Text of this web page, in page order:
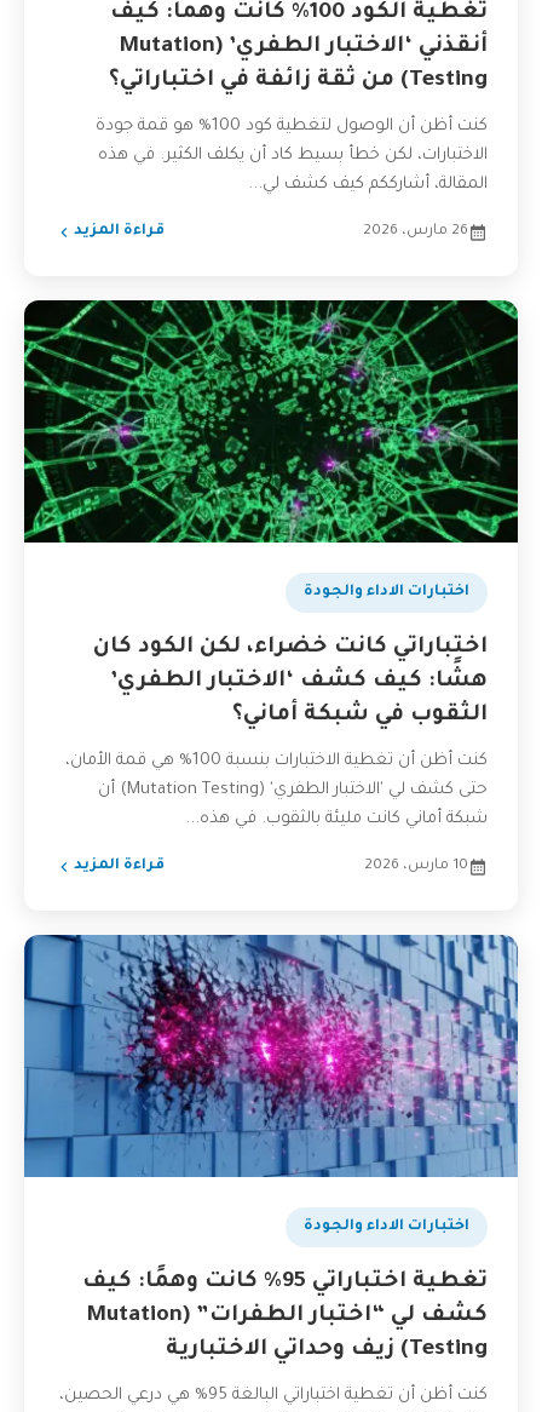
تغطية الكود 100% كانت وهماً: كيف
أنقذني ‘الاختبار الطفري’ (Mutation
Testing) من ثقة زائفة في اختباراتي؟
كنت أظن أن الوصول لتغطية كود 100% هو قمة جودة
الاختبارات، لكن خطأ بسيط كاد أن يكلف الكثير. في هذه
المقالة، أشارككم كيف كشف لي...
26 مارس، 2026 قراءة المزيد
اختبارات الاداء والجودة
اختباراتي كانت خضراء، لكن الكود كان
هشًا: كيف كشف ‘الاختبار الطفري’
الثقوب في شبكة أماني؟
كنت أظن أن تغطية الاختبارات بنسبة 100% هي قمة الأمان،
حتى كشف لي 'الاختبار الطفري' (Mutation Testing) أن
شبكة أماني كانت مليئة بالثقوب. في هذه...
10 مارس، 2026 قراءة المزيد
اختبارات الاداء والجودة
تغطية اختباراتي 95% كانت وهمًا: كيف
كشف لي “اختبار الطفرات” (Mutation
Testing) زيف وحداتي الاختبارية
كنت أظن أن تغطية اختباراتي البالغة 95% هي درعي الحصين،